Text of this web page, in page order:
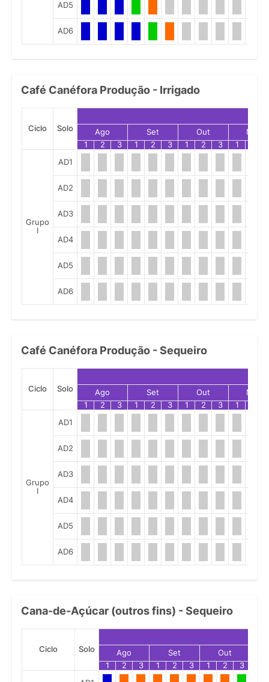
AD5
AD6
Café Canéfora Produção - Irrigado
Ciclo Solo Ago Set Out
Nov
1
2 3 1 2 3 1 2 3 1
Grupo
I
AD1
AD2
AD3
AD4
AD5
AD6
Café Canéfora Produção - Sequeiro
Ciclo Solo Ago Set Out
Nov
1
2 3 1 2 3 1 2 3 1
Grupo
I
AD1
AD2
AD3
AD4
AD5
AD6
Cana-de-Açúcar (outros fins) - Sequeiro
Ciclo Solo Ago Set Out
1
2 3 1 2 3 1 2 3